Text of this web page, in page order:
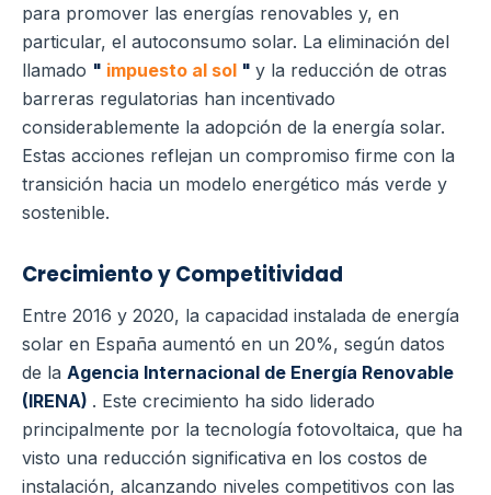
para promover las energías renovables y, en
particular, el autoconsumo solar. La eliminación del
llamado " impuesto al sol " y la reducción de otras
barreras regulatorias han incentivado
considerablemente la adopción de la energía solar.
Estas acciones reflejan un compromiso firme con la
transición hacia un modelo energético más verde y
sostenible.
Crecimiento y Competitividad
Entre 2016 y 2020, la capacidad instalada de energía
solar en España aumentó en un 20%, según datos
de la Agencia Internacional de Energía Renovable
(IRENA) . Este crecimiento ha sido liderado
principalmente por la tecnología fotovoltaica, que ha
visto una reducción significativa en los costos de
instalación, alcanzando niveles competitivos con las